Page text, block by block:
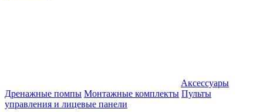
Аксессуары
Дренажные помпы Монтажные комплекты Пульты
управления и лицевые панели